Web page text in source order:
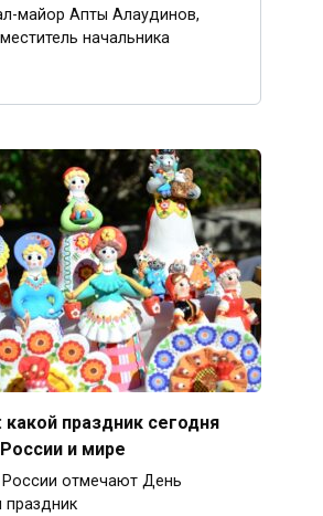
майор Апты Алаудинов,
начальника
какой праздник сегодня
и мире
России отмечают День
праздник